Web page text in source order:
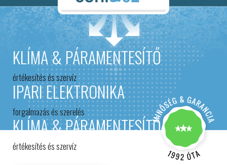
KLÍMA & PÁRAMENTESÍTŐ
értékesítés és szervíz
IPARI ELEKTRONIKA
forgalmazás és szerelés
KLÍMA & PÁRAMENTESÍTŐ
értékesítés és szervíz